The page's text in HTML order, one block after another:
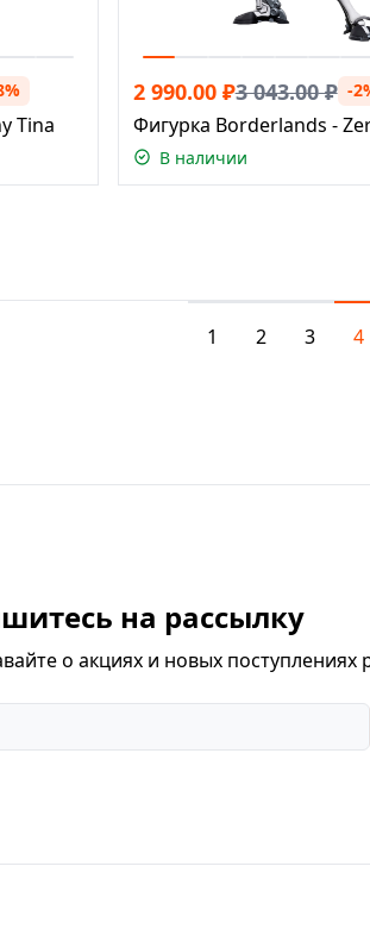
Tina
2 990.00₽3 043.00₽ -
Фигурка Borderlands -
В наличии
1 2 3 4
на рассылку
о акциях и новых поступлениях